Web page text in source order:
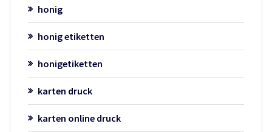
honig
honig etiketten
honigetiketten
karten druck
karten online druck